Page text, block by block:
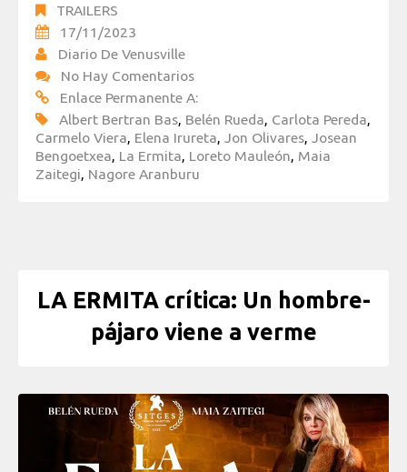
TRAILERS
17/11/2023
Diario De Venusville
No Hay Comentarios
Enlace Permanente A:
Albert Bertran Bas, Belén Rueda, Carlota Pereda,
Carmelo Viera, Elena Irureta, Jon Olivares, Josean
Bengoetxea, La Ermita, Loreto Mauleón, Maia
Zaitegi, Nagore Aranburu
LA ERMITA crítica: Un hombre-
pájaro viene a verme